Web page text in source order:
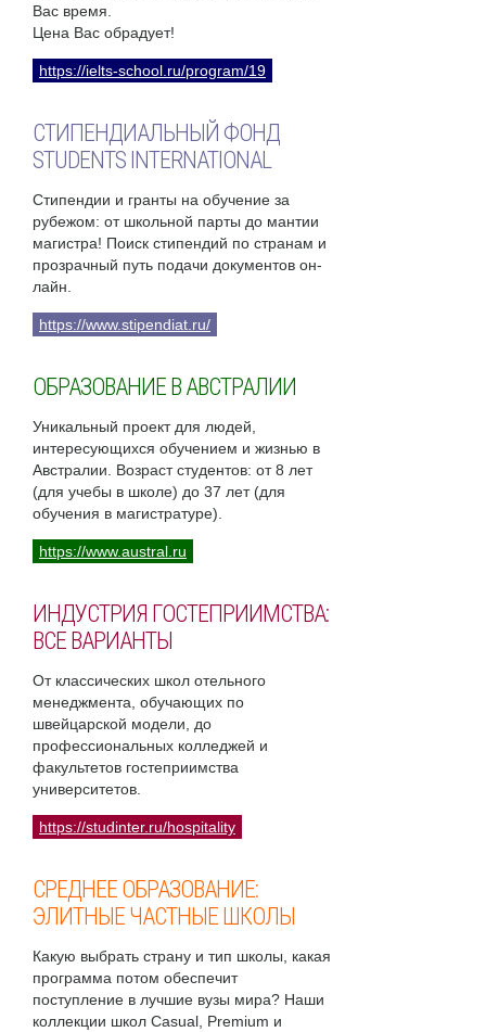
Вас время.
Цена Вас обрадует!
https://ielts-school.ru/program/19
СТИПЕНДИАЛЬНЫЙ ФОНД
STUDENTS INTERNATIONAL
Стипендии и гранты на обучение за
рубежом: от школьной парты до мантии
магистра! Поиск стипендий по странам и
прозрачный путь подачи документов он-
лайн.
https://www.stipendiat.ru/
ОБРАЗОВАНИЕ В АВСТРАЛИИ
Уникальный проект для людей,
интересующихся обучением и жизнью в
Австралии. Возраст студентов: от 8 лет
(для учебы в школе) до 37 лет (для
обучения в магистратуре).
https://www.austral.ru
ИНДУСТРИЯ ГОСТЕПРИИМСТВА:
ВСЕ ВАРИАНТЫ
От классических школ отельного
менеджмента, обучающих по
швейцарской модели, до
профессиональных колледжей и
факультетов гостеприимства
университетов.
https://studinter.ru/hospitality
СРЕДНЕЕ ОБРАЗОВАНИЕ:
ЭЛИТНЫЕ ЧАСТНЫЕ ШКОЛЫ
Какую выбрать страну и тип школы, какая
программа потом обеспечит
поступление в лучшие вузы мира? Наши
коллекции школ Casual, Premium и